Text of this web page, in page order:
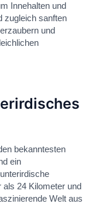
Innehalten und
zugleich sanften
und
bekanntesten
ein
24 Kilometer und
Welt aus